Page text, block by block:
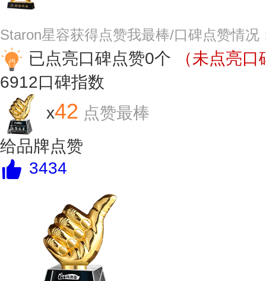
Staron星容获得点赞我最棒/口碑点赞情况
已点亮口碑点赞0个
（未点亮
6912口碑指数
x42 点赞最棒
给品牌点赞
3434